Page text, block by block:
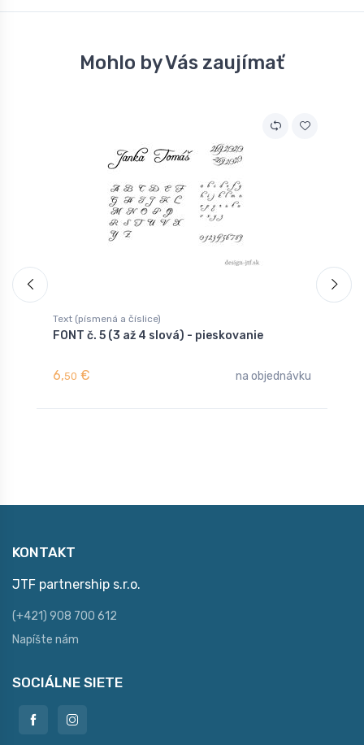
Mohlo by Vás zaujímať
Text (písmená a číslice)
FONT č. 5 (3 až 4 slová) - pieskovanie
6,50 € na objednávku
KONTAKT
JTF partnership s.r.o.
(+421) 908 700 612
Napíšte nám
SOCIÁLNE SIETE